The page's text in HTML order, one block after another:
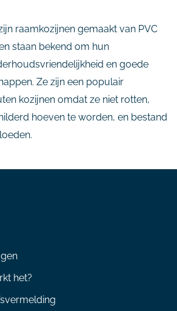
raamkozijnen gemaakt van PVC
staan bekend om hun
en goede
Ze zijn een populair
kozijnen omdat ze niet rotten,
hoeven te worden, en bestand
het?